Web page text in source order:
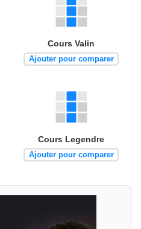
Cours Valin
Ajouter pour comparer
Cours Legendre
Ajouter pour comparer